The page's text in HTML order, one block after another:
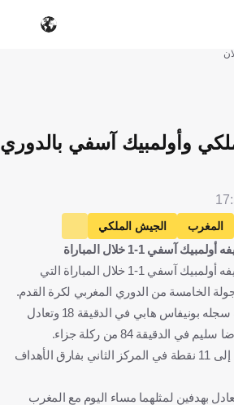
وأولمبيك آسفي بالدوري
المغرب
الجيش الملكي
قدم
آسفي 1-1 خلال المباراة
تعادل الجيش الملكي مع ضيفه أولمبيك آسفي 1-1 خلال المباراة التي
الخامسة من الدوري المغربي لكرة القدم.
وتقدم أولمبيك آسفي بهدف سجله بونيفاس هابي في الدقيقة 18 وتعادل
84 من ركلة جزاء.
ورفع الجيش الملكي رصيده إلى 11 نقطة في المركز الثاني بفارق الأهداف
بهدفين لمثلهما مساء اليوم مع المغرب